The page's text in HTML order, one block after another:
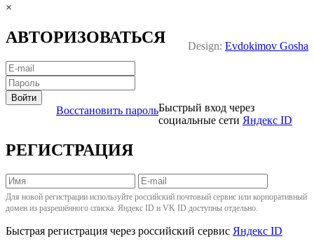
Design: Evdokimov Gosha
×
АВТОРИЗОВАТЬСЯ
Войти
Восстановить парольБыстрый вход через
социальные сети Яндекс ID
РЕГИСТРАЦИЯ
Для новой регистрации используйте российский почтовый сервис или корпоративный
домен из разрешённого списка. Яндекс ID и VK ID доступны отдельно.
Быстрая регистрация через российский сервис Яндекс ID